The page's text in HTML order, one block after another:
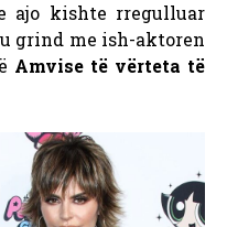
ajo kishte rregulluar
grind me ish-aktoren
Amvise të vërteta të